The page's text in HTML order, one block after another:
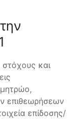
στόχους και
επιθεωρήσεων
επίδοσης/